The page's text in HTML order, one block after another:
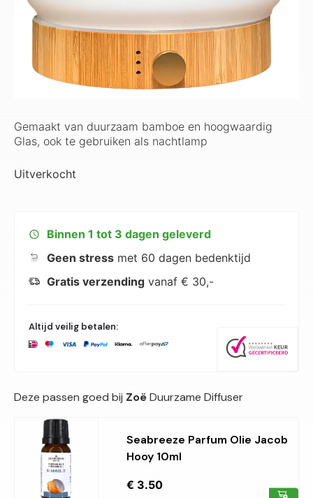
Gemaakt van duurzaam bamboe en hoogwaardig
Glas, ook te gebruiken als nachtlamp
Uitverkocht
Binnen 1 tot 3 dagen geleverd
Geen stress met 60 dagen bedenktijd
Gratis verzending vanaf € 30,-
Altijd veilig betalen:
Deze passen goed bij ZoëDuurzame Diffuser
Seabreeze Parfum Olie Jacob
Hooy 10ml
€ 3.50